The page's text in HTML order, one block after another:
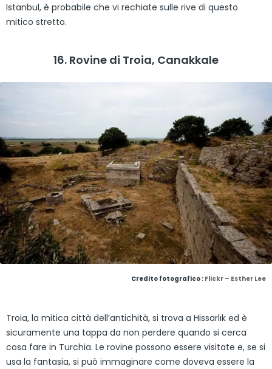
Istanbul, è probabile che vi rechiate sulle rive di questo
mitico stretto.
16. Rovine di Troia, Canakkale
Credito fotografico : Flickr – Esther Lee
Troia, la mitica città dell’antichità, si trova a Hissarlık ed è
sicuramente una tappa da non perdere quando si cerca
cosa fare in Turchia. Le rovine possono essere visitate e, se si
usa la fantasia, si può immaginare come doveva essere la